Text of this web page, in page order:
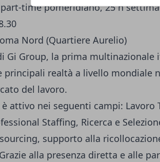
time pomeridiano, 25 h
Nord (Quartiere Aurelio)
Gi Group, la prima multinazionale
principali realtà a livello mondiale
del lavoro.
attivo nei seguenti campi: Lavoro
Staffing, Ricerca e
supporto alla
alla presenza diretta e alle